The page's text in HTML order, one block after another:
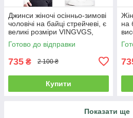
Джинси жіночі осінньо-зимові
чоловічі на байці стрейчеві, є
великі розміри VINGVGS,
Туреччина
Готово до відправки
735 ₴ 2 100 ₴
Купити
на
Показати ще